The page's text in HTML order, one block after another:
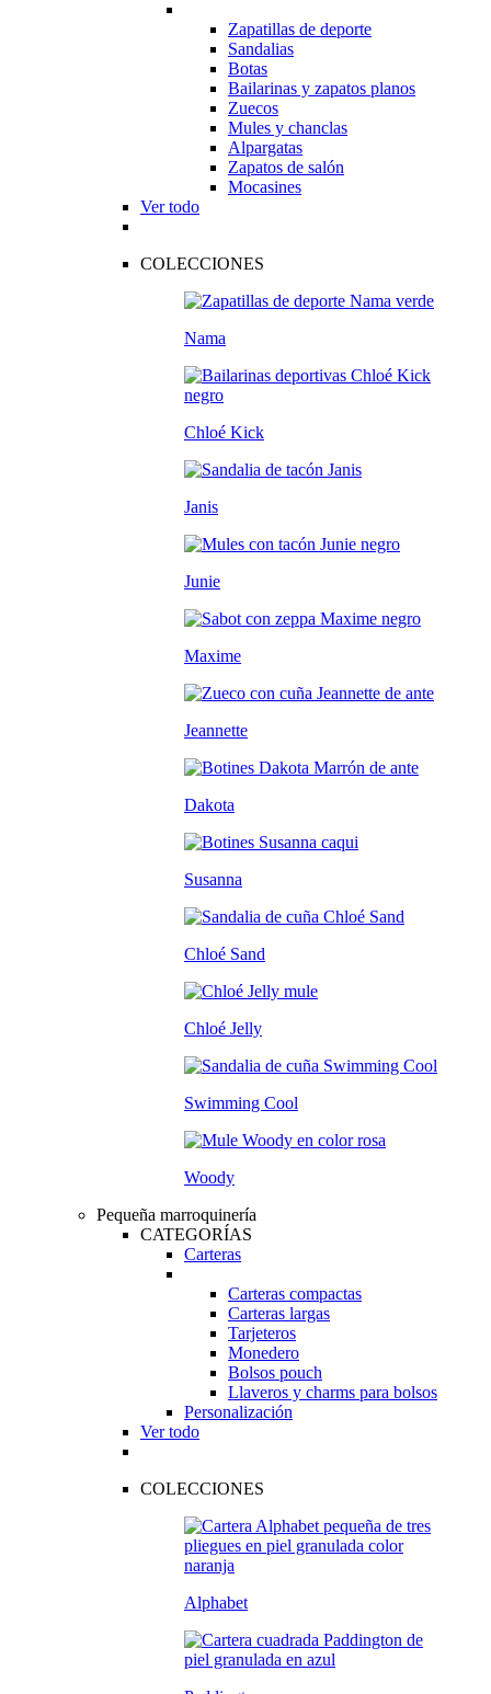
Zapatillas de deporte
Sandalias
Botas
Bailarinas y zapatos planos
Zuecos
Mules y chanclas
Alpargatas
Zapatos de salón
Mocasines
Ver todo
COLECCIONES
Nama
Chloé Kick
Janis
Junie
Maxime
Jeannette
Dakota
Susanna
Chloé Sand
Chloé Jelly
Swimming Cool
Woody
Pequeña marroquinería
CATEGORÍAS
Carteras
Carteras compactas
Carteras largas
Tarjeteros
Monedero
Bolsos pouch
Llaveros y charms para bolsos
Personalización
Ver todo
COLECCIONES
Alphabet